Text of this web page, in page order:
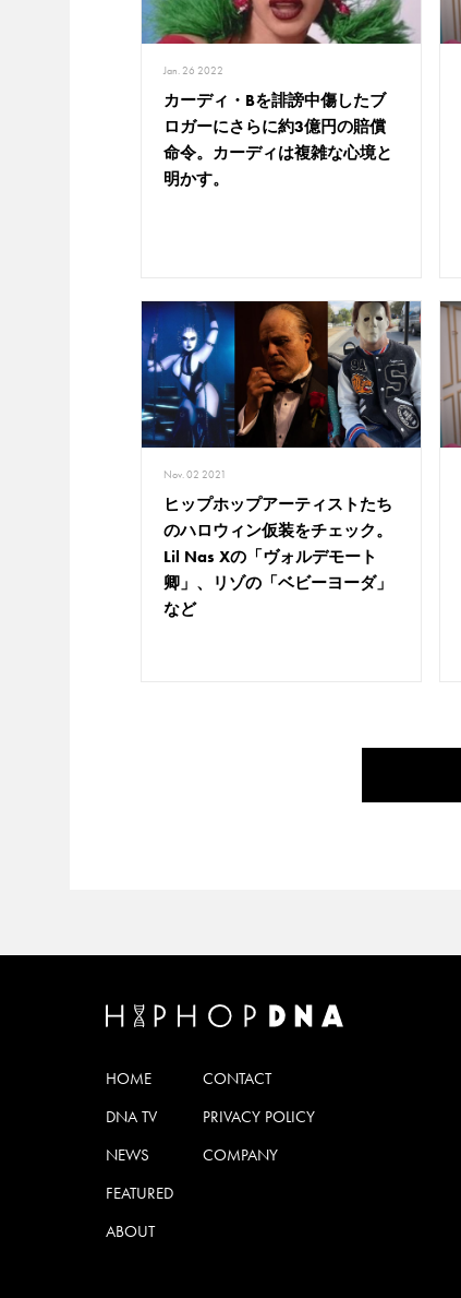
Jan. 26 2022
カーディ・Bを誹謗中傷したブ
ロガーにさらに約3億円の賠償
命令。カーディは複雑な心境と
明かす。
Nov. 02 2021
ヒップホップアーティストたち
のハロウィン仮装をチェック。
Lil Nas Xの「ヴォルデモート
卿」、リゾの「ベビーヨーダ」
など
HOME
DNA TV
NEWS
FEATURED
ABOUT
CONTACT
PRIVACY POLICY
COMPANY